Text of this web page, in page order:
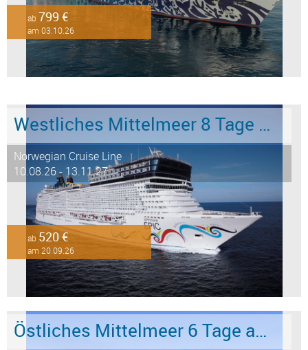
ab 799 €
am 03.10.26
Westliches Mittelmeer 8 Tage ab Barcelona an Civitavecchia - Rom
Norwegian Cruise Line
10.08.26 - 13.11.27
ab 520 €
am 20.09.26
Östliches Mittelmeer 6 Tage ab Marmaris an Istanbul